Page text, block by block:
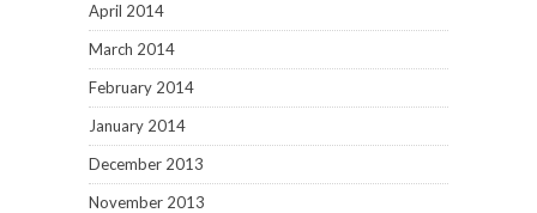
April 2014
March 2014
February 2014
January 2014
December 2013
November 2013